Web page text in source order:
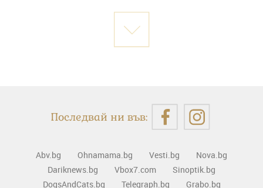
Последвай ни във:
Abv.bg Ohnamama.bg Vesti.bg
Nova.bg
Dariknews.bg
Vbox7.com
Sinoptik.bg
DogsAndCats.bg
Telegraph.bg Grabo.bg